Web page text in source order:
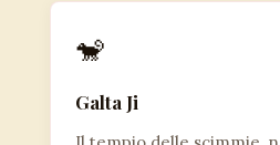
🐒
Galta Ji